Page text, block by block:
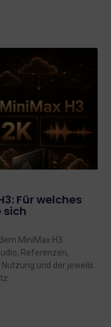
Für welches
sich
MiniMax H3
Referenzen,
und der jeweils